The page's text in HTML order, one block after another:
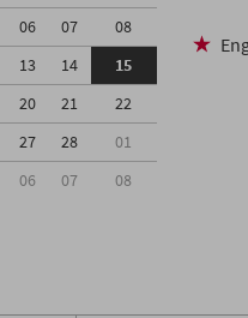
06 07
08
13 14
15
20 21
22
27 28
01
06 07 08